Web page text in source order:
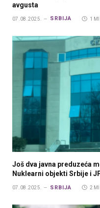
avgusta
07.08.2025. SRBIJA 1
Još dva javna preduzeća
Nuklearni objekti Srbije i
07.08.2025. SRBIJA 2